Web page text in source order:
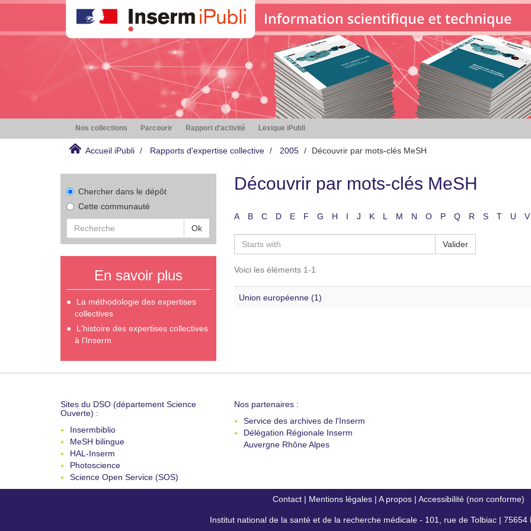
Nos collections Parcourir Rapport d'activité Lexique iPubli
Accueil iPubli Rapports d'expertise collective 2005 Découvrir par mots-clés MeSH
Chercher dans le dépôt
Cette communauté
Ok
En savoir plus
La méthodologie des expertises
collectives
L'histoire des expertises collectives
à l'Inserm
Découvrir par mots-clés MeSH
A B C D E F G H I J K L M N O P Q R S T U V
Valider
Voici les éléments 1-1
Union européenne (1)
Sites du DSO (département Science
Ouverte) :
Insermbiblio
MeSH bilingue
HAL-Inserm
Photoscience
Science Open Service (SOS)
Nos partenaires :
Service des archives de l'Inserm
Délégation Régionale Inserm
Auvergne Rhône Alpes
Contact| Mentions légales| A propos| Accessibilité (non conforme)
Institut national de la santé et de la recherche médicale - 101, rue de Tolbiac | 75654